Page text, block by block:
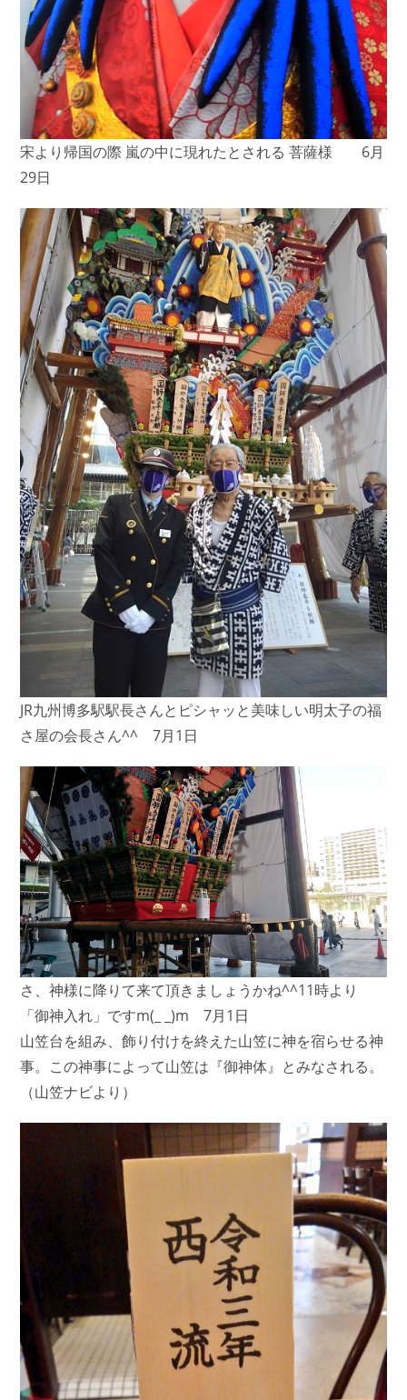
宋より帰国の際 嵐の中に現れたとされる 菩薩様 6月
29日
JR九州博多駅駅長さんとピシャッと美味しい明太子の福
さ屋の会長さん^^ 7月1日
さ、神様に降りて来て頂きましょうかね^^11時より
「御神入れ」ですm(_ _)m 7月1日
山笠台を組み、飾り付けを終えた山笠に神を宿らせる神
事。この神事によって山笠は『御神体』とみなされる。
（山笠ナビより）